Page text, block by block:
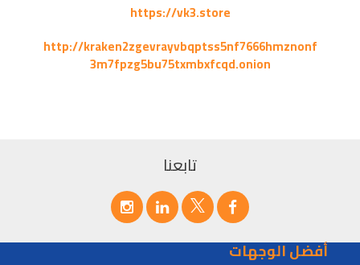
https://vk3.store
http://kraken2zgevrayvbqptss5nf7666hmznonf
3m7fpzg5bu75txmbxfcqd.onion
تابعنا
أفضل الوجهات